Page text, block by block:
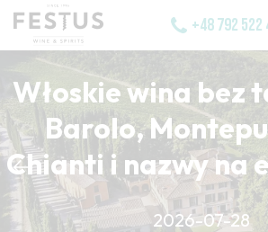
+48 792 522
Włoskie wina bez
Barolo,
Chianti i nazwy na
2026-07-28
CZYTAJ WIĘCEJ